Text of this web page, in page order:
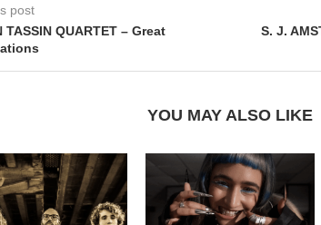
post
TASSIN QUARTET – Great
S. J.
YOU MAY ALSO LIKE